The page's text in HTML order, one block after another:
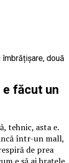
e făcut un
tehnic, asta e.
într-un mall,
de prea